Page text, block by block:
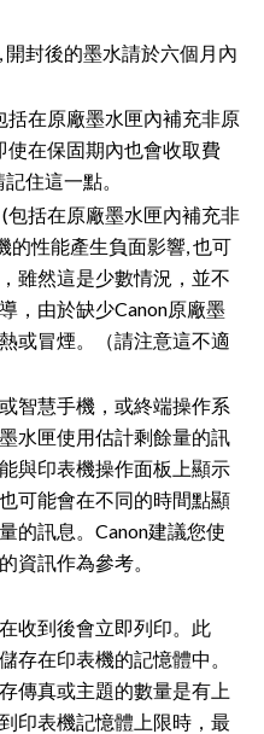
封後的墨水請於六個月內
括在原廠墨水匣內補充非原
使在保固期內也會收取費
住這一點。
包括在原廠墨水匣內補充非
的性能產生負面影響, 也可
雖然這是少數情況，並不
，由於缺少Canon原廠墨
或冒煙。（請注意這不適
智慧手機，或終端操作系
水匣使用估計剩餘量的訊
與印表機操作面板上顯示
可能會在不同的時間點顯
的訊息。Canon建議您使
資訊作為參考。
收到後會立即列印。此
存在印表機的記憶體中。
傳真或主題的數量是有上
印表機記憶體上限時，最